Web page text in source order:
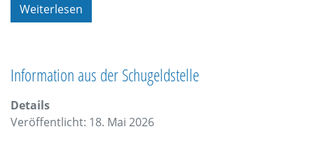
Weiterlesen
Information aus der Schugeldstelle
Details
Veröffentlicht: 18. Mai 2026